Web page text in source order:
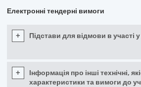
Електронні тендерні вимоги
+ Підстави для відмови в участі
+
Інформація про інші технічні,
характеристики та вимоги до